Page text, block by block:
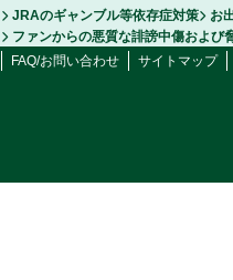
JRAのギャンブル等依存症対策
お
ファンからの悪質な誹謗中傷および
FAQ/お問い合わせ
サイトマップ